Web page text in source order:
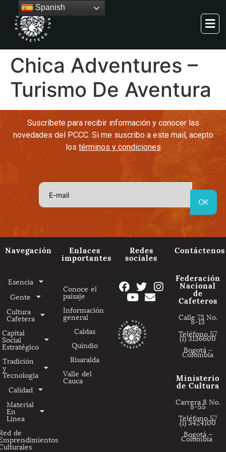
Chica Adventures –
Turismo De Aventura
Suscríbete para recibir información y conocer las
novedades del PCCC. Si me suscribo a este mail, acepto
los términos y condiciones
Navegación
Esencia
Gente
Cultura
Cafetera
Capital
Social
Estratégico
Tradición
y
Tecnologia
Calidad
Material
En
Linea
de
Enlaces
importantes
Conoce el
paisaje
Información
general
Caldas
Quindio
Risaralda
Valle del
Cauca
Redes
sociales
Contáctenos
Federación
Nacional
de
Cafeteros
Calle 73 No.
8-13
Teléfono 57
(1) 3136600
Bogotá –
Colombia
Ministerio
de Cultura
Carrera 8 No.
8-55
Teléfono 57
(1) 3424100
Bogotá –
Colombia
Spanish